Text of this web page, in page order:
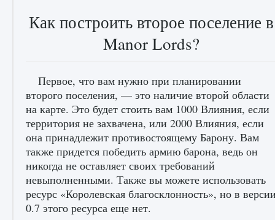
Как исправить ошибку Palworld EPalworld
«Идет сохранение мира — Невозможно
начать сохранение данных мира»
9 августа 2024 2 711 0 0
Как построить второе поселение в
Manor Lords?
Первое, что вам нужно при планировании
второго поселения, — это наличие второй области
на карте. Это будет стоить вам 1000 Влияния, если
территория не захвачена, или 2000 Влияния, если
она принадлежит противостоящему Барону. Вам
также придется победить армию барона, ведь он
никогда не оставляет своих требований
невыполненными. Также вы можете использовать
ресурс «Королевская благосклонность», но в
0.7 этого ресурса еще нет.